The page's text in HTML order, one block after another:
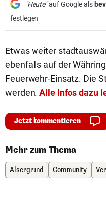
"Heute"auf Google als
festlegen
Etwas weiter
ebenfalls auf der
Feuerwehr-Einsatz. Die
werden. Alle Infos dazu
Jetzt kommentieren
Mehr zum Thema
Alsergrund Community